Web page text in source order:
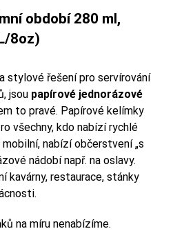
období 280 ml,
8oz)
stylové řešení pro servírování
jsou papírové jednorázové
to pravé. Papírové kelímky
všechny, kdo nabízí rychlé
nabízí občerstvení „s
nádobí např. na oslavy.
kavárny, restaurace, stánky
na míru nenabízíme.